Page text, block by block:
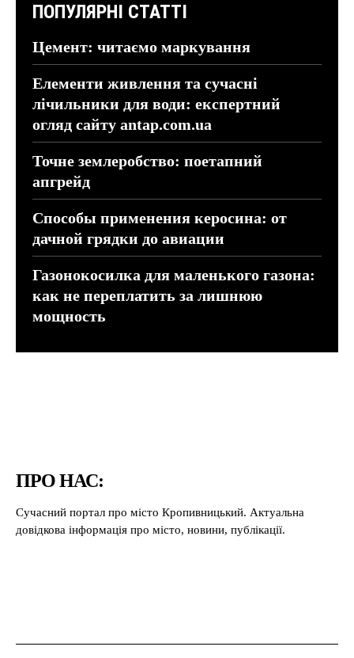
ПОПУЛЯРНІ СТАТТІ
Цемент: читаємо маркування
Елементи живлення та сучасні
лічильники для води: експертний
огляд сайту antap.com.ua
Точне землеробство: поетапний
апгрейд
Способы применения керосина: от
дачной грядки до авиации
Газонокосилка для маленького газона:
как не переплатить за лишнюю
мощность
ПРО НАС:
Сучасний портал про місто Кропивницький. Актуальна
довідкова інформація про місто, новини, публікації.